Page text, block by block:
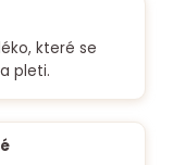
které se
pleti.